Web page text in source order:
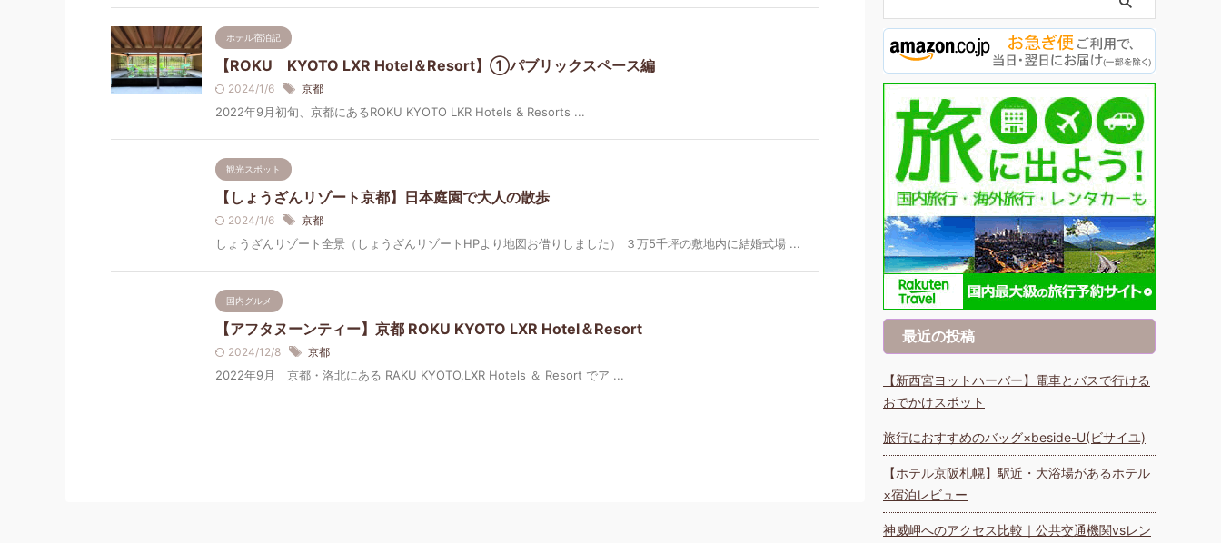
ホテル宿泊記
【ROKU KYOTO LXR Hotel＆Resort】①パブリックスペース編
2024/1/6 京都
2022年9月初旬、京都にあるROKU KYOTO LKR Hotels & Resorts ...
観光スポット
【しょうざんリゾート京都】日本庭園で大人の散歩
2024/1/6 京都
しょうざんリゾート全景（しょうざんリゾートHPより地図お借りしました） ３万5千坪の敷地内に結婚式場 ...
国内グルメ
【アフタヌーンティー】京都 ROKU KYOTO LXR Hotel＆Resort
2024/12/8 京都
2022年9月 京都・洛北にある RAKU KYOTO,LXR Hotels ＆ Resort でア ...
最近の投稿
【新西宮ヨットハーバー】電車とバスで行ける
おでかけスポット
旅行におすすめのバッグ×beside-U(ビサイユ)
【ホテル京阪札幌】駅近・大浴場があるホテル
×宿泊レビュー
神威岬へのアクセス比較｜公共交通機関vsレン